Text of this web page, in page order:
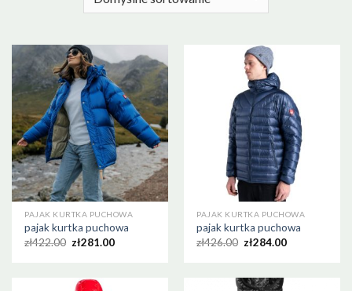
PAJAK KURTKA PUCHOWA
pajak kurtka puchowa
zł422.00 zł281.00
PAJAK KURTKA PUCHOWA
pajak kurtka puchowa
zł426.00 zł284.00